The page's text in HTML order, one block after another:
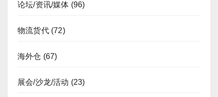
论坛/资讯/媒体 (96)
物流货代(72)
海外仓 (67)
展会/沙龙/活动 (23)